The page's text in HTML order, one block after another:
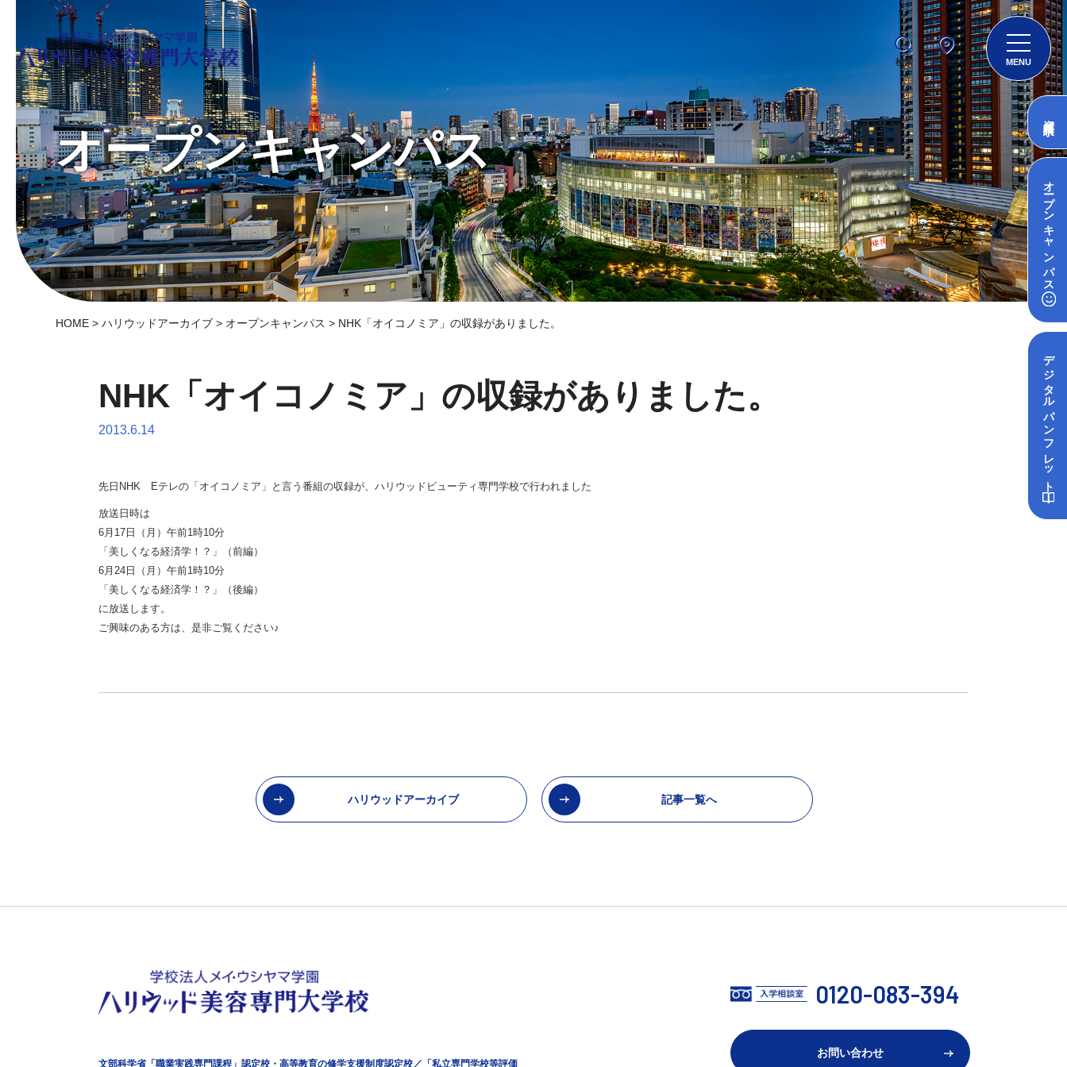
検索 アクセス MENU
オープンキャンパス
HOME > ハリウッドアーカイブ > オープンキャンパス > NHK「オイコノミア」の収録がありました。
NHK「オイコノミア」の収録がありました。
2013.6.14
先日NHK Eテレの「オイコノミア」と言う番組の収録が、ハリ ウッドビューティ専門学校で行われました
放送日時は
6月17日（月）午前1時10分
「美しくなる経済学！？」（前編）
6月24日（月）午前1時10分
「美しくなる経済学！？」（後編）
に放送します。
ご興味のある方は、是非ご覧ください♪
ハリウッドアーカイブ 記事一覧へ
オープン
キャンパス
デジタル
パンフレット
文部科学省「職業実践専門課程」認定校・高等教育の修学支援制度認定校／「私立専門学校等評価
0120-083-394
お問い合わせ